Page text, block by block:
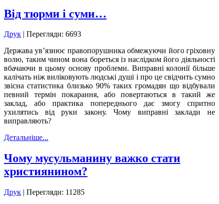
Від тюрми і суми…
Друк | Перегляди: 6693
Держава ув’язнює правопорушника обмежуючи його гріховну
волю, таким чином вона бореться із наслідком його діяльності
вбачаючи в цьому основу проблеми. Виправні колонії більше
калічать ніж виліковують людські душі і про це свідчить сумно
звісна статистика близько 90% таких громадян що відбували
певний термін покарання, або повертаються в такий же
заклад, або практика попереднього дає змогу спритно
ухилятись від руки закону. Чому виправні заклади не
виправляють?
Детальніше...
Чому мусульманину важко стати
християнином?
Друк | Перегляди: 11285